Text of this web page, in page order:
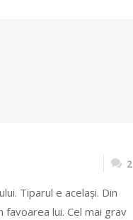
2
Tiparul e același. Din
lui. Cel mai grav